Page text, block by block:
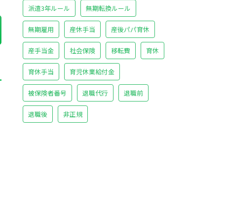
派遣3年ルール 無期転換ルール
無期雇用 産休手当 産後パパ育休
産手当金 社会保険 移転費 育休
育休手当 育児休業給付金
被保険者番号 退職代行 退職前
退職後 非正規